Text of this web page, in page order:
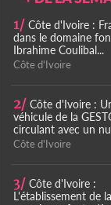
1/ Côte d'Ivoire :
dans le domaine
Ibrahime Coulibal...
Côte d'Ivoire
2/ Côte d'Ivoire :
véhicule de la
circulant avec un
Côte d'Ivoire
3/ Côte d'Ivoire :
L'établissement de